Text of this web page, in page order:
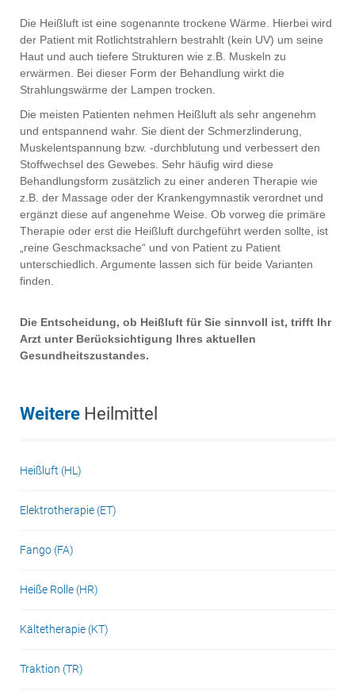
Die Heißluft ist eine sogenannte trockene Wärme. Hierbei wird
der Patient mit Rotlichtstrahlern bestrahlt (kein UV) um seine
Haut und auch tiefere Strukturen wie z.B. Muskeln zu
erwärmen. Bei dieser Form der Behandlung wirkt die
Strahlungswärme der Lampen trocken.
Die meisten Patienten nehmen Heißluft als sehr angenehm
und entspannend wahr. Sie dient der Schmerzlinderung,
Muskelentspannung bzw. -durchblutung und verbessert den
Stoffwechsel des Gewebes. Sehr häufig wird diese
Behandlungsform zusätzlich zu einer anderen Therapie wie
z.B. der Massage oder der Krankengymnastik verordnet und
ergänzt diese auf angenehme Weise. Ob vorweg die primäre
Therapie oder erst die Heißluft durchgeführt werden sollte, ist
„reine Geschmacksache“ und von Patient zu Patient
unterschiedlich. Argumente lassen sich für beide Varianten
finden.
Die Entscheidung, ob Heißluft für Sie sinnvoll ist, trifft Ihr
Arzt unter Berücksichtigung Ihres aktuellen
Gesundheitszustandes.
Weitere Heilmittel
Heißluft (HL)
Elektrotherapie (ET)
Fango (FA)
Heiße Rolle (HR)
Kältetherapie (KT)
Traktion (TR)